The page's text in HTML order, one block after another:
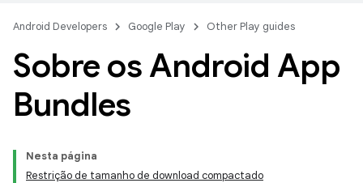
Android Developers Google Play Other Play guides
Sobre os Android App
Bundles
Nesta página
Restrição de tamanho de download compactado